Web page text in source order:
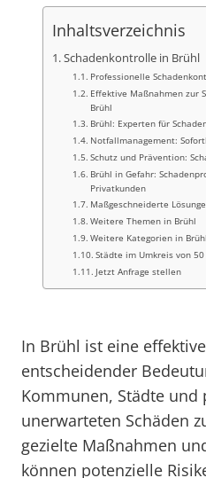
Inhaltsverzeichnis
Schadenkontrolle in Brühl
Professionelle
Effektive Maßnahmen zur
Brühl
Brühl: Experten für
Notfallmanagement:
Schutz und Prävention:
Brühl in Gefahr:
Privatkunden
Maßgeschneiderte
Weitere Themen in Brühl
Weitere Kategorien in Brühl
Städte im Umkreis von 50
Jetzt Anfrage stellen
In Brühl ist eine
entscheidender
Kommunen, Städte und
unerwarteten Schäden
gezielte Maßnahmen
können potenzielle